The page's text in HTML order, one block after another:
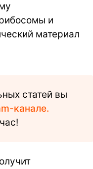
и
материал
статей вы
канале.